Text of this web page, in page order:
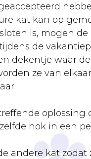
kat kan op
is, mogen
de
dekentje waar
ze van
hok in een
andere kat